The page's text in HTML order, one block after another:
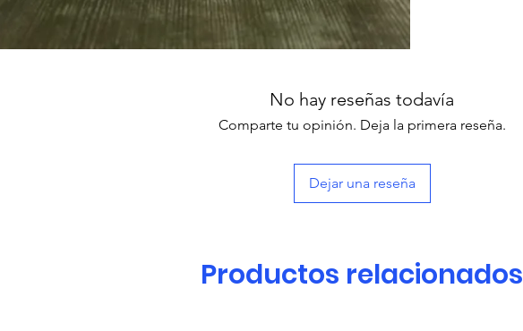
No hay reseñas todavía
Comparte tu opinión. Deja la primera reseña.
Dejar una reseña
Productos relacionados